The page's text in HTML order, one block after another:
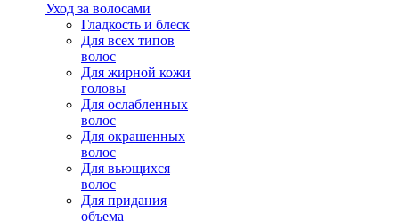
Уход за волосами
Гладкость и блеск
Для всех типов
волос
Для жирной кожи
головы
Для ослабленных
волос
Для окрашенных
волос
Для вьющихся
волос
Для придания
объема